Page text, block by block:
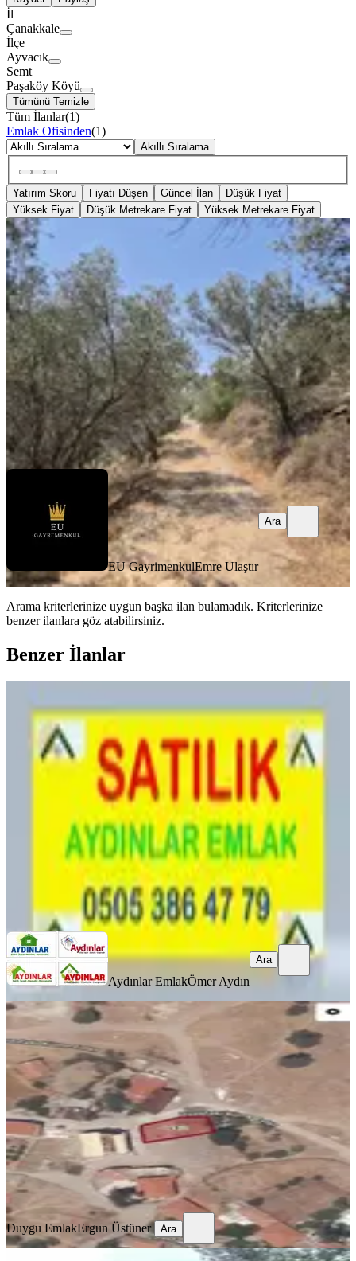
İl
Çanakkale
İlçe
Ayvacık
Semt
Paşaköy Köyü
Tümünü Temizle
Tüm İlanlar(1)
Emlak Ofisinden(1)
Akıllı Sıralama
Yatırım Skoru Fiyatı Düşen Güncel İlan
Düşük Fiyat
Yüksek Fiyat
Düşük Metrekare Fiyat Yüksek Metrekare Fiyat
YOLU AÇIK
Eu Gayrimenkul'den Paşaköy'de
2360 Metrekare Zeytinlik
Ayvacık, Paşaköy Köyü
2360 m² ·Yolu Açılmış· 847/m² ·04.12.2025
2.000.000 ₺
EU Gayrimenkul Emre Ulaştır
Ara
EU GayrimenkulEmre Ulaştır
Ara
Arama kriterlerinize uygun başka ilan bulamadık. Kriterlerinize
benzer ilanlara göz atabilirsiniz.
Benzer İlanlar
Ayvacık Ümmühanda Satılık İzmir
Asfaltına Sıfır İmarlı Arsa
Ayvacık, Ümmühan Mahallesi
330 m² ·6.515/m² 28.12.2024
2.150.000 ₺
Aydınlar EmlakÖmer Aydın
Aydınlar EmlakÖmer Aydın
Ara
%41
Duygu Emlaktan Assos Bölgesinde
İlyasfakı Köyünde İmarlı Arsa
Ayvacık, İlyasfakı Köyü
168 m²·19.345/m² · 14.04.2025
3.250.000 ₺ 5.525.000 ₺
Duygu EmlakErgun Üstüner
Duygu EmlakErgun Üstüner Ara